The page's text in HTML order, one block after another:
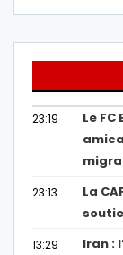
23:19
Le
23:13
La
13:29
Iran :